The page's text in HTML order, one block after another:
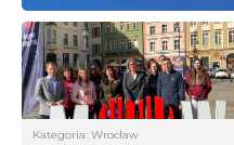
Kategoria: Wrocław